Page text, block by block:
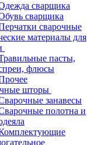
сварщика
сварщика
сварочные
материалы для
пасты,
флюсы
шторы
занавесы
полотна и